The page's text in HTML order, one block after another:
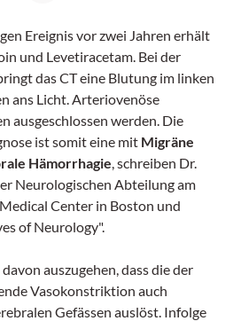
Ereignis vor zwei Jahren erhält
und Levetiracetam. Bei der
das CT eine Blutung im linken
ans Licht. Arteriovenöse
ausgeschlossen werden. Die
ist somit eine mit Migräne
Hämorrhagie , schreiben Dr.
Neurologischen Abteilung am
Center in Boston und
of Neurology".
auszugehen, dass die der
Vasokonstriktion auch
Gefässen auslöst. Infolge